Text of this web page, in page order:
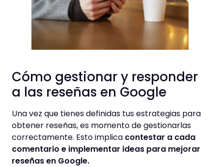
Cómo gestionar y responder
a las reseñas en Google
Una vez que tienes definidas tus estrategias para
obtener reseñas, es momento de gestionarlas
correctamente. Esto implica contestar a cada
comentario e implementar ideas para mejorar
reseñas en Google.